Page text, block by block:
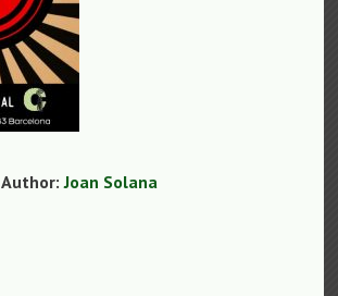
Author:Joan Solana